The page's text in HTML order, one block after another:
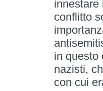
innestare
conflitto
in questo
nazisti,
con cui